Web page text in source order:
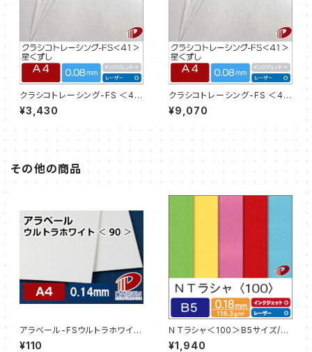
クラシコトレーシング-FS ＜41
＞星くずし 白 A4サイズ/30枚
¥3,430
クラシコトレーシング-FS ＜41
＞星くずし 白 A4サイズ/100枚
¥9,070
その他の商品
アラベール-FSウルトラホワイト
＜90＞A4/3枚【サンプル販売】
¥110
ＮＴラシャ＜100＞B5サイズ/8
0枚
¥1,940